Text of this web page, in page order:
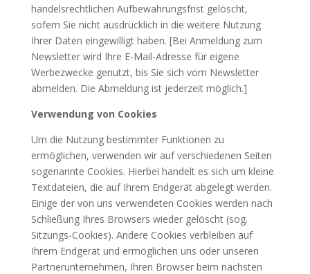
handelsrechtlichen Aufbewahrungsfrist gelöscht,
sofern Sie nicht ausdrücklich in die weitere Nutzung
Ihrer Daten eingewilligt haben. [Bei Anmeldung zum
Newsletter wird Ihre E-Mail-Adresse für eigene
Werbezwecke genutzt, bis Sie sich vom Newsletter
abmelden. Die Abmeldung ist jederzeit möglich.]
Verwendung von Cookies
Um die Nutzung bestimmter Funktionen zu
ermöglichen, verwenden wir auf verschiedenen Seiten
sogenannte Cookies. Hierbei handelt es sich um kleine
Textdateien, die auf Ihrem Endgerät abgelegt werden.
Einige der von uns verwendeten Cookies werden nach
Schließung Ihres Browsers wieder gelöscht (sog.
Sitzungs-Cookies). Andere Cookies verbleiben auf
Ihrem Endgerät und ermöglichen uns oder unseren
Partnerunternehmen, Ihren Browser beim nächsten